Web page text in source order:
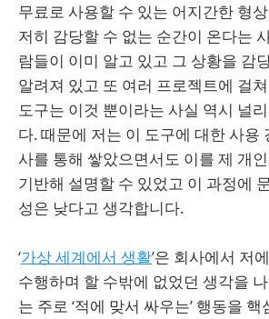
무료로 사용할 수 있는 어지간한 형
저히 감당할 수 없는 순간이 온다는
람들이 이미 알고 있고 그 상황을 감
알려져 있고 또 여러 프로젝트에 걸
도구는 이것 뿐이라는 사실 역시 널
다. 때문에 저는 이 도구에 대한 사용
사를 통해 쌓았으면서도 이를 제 개
기반해 설명할 수 있었고 이 과정에
성은 낮다고 생각합니다.
‘가상 세계에서 생활’은 회사에서 저
수행하며 할 수밖에 없었던 생각을
는 주로 ‘적에 맞서 싸우는’ 행동을